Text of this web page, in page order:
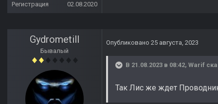
Регистрация
02.08.2020
Gydrometill
Бывалый
Опубликовано 25 августа, 2023
В 21.08.2023 в 08:42, Warif
Так Лис же ждет